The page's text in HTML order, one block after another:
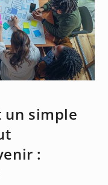
un simple
: